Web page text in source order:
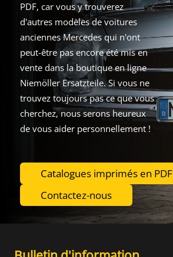
PDF, car vous y trouverez
d'autres modèles de voitures
anciennes Mercedes qui n'ont
peut-être pas encore été mis en
vente dans la boutique en ligne
Niemöller Ersatzteile. Si vous ne
trouvez toujours pas ce que vous
cherchez, nous serons heureux
de vous aider personnellement !
Catalogues imprimés en PDF
Contactez-nous